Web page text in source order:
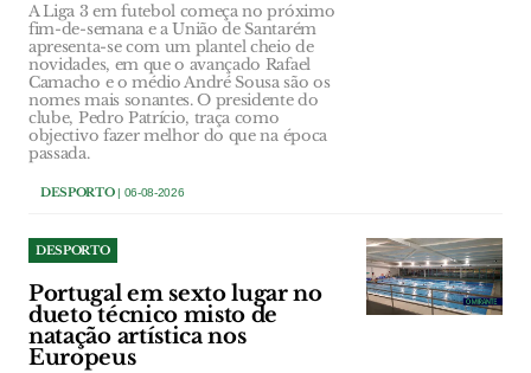
A Liga 3 em futebol começa no próximo
fim-de-semana e a União de Santarém
apresenta-se com um plantel cheio de
novidades, em que o avançado Rafael
Camacho e o médio André Sousa são os
nomes mais sonantes. O presidente do
clube, Pedro Patrício, traça como
objectivo fazer melhor do que na época
passada.
DESPORTO| 06-08-2026
DESPORTO
Portugal em sexto lugar no
dueto técnico misto de
natação artística nos
Europeus